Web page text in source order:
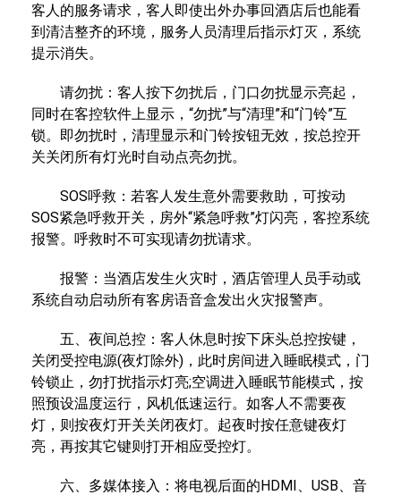
客人的服务请求，客人即使出外办事回酒店后也能看
到清洁整齐的环境，服务人员清理后指示灯灭，系统
提示消失。
请勿扰：客人按下勿扰后，门口勿扰显示亮起，
同时在客控软件上显示，“勿扰”与“清理”和“门铃”互
锁。即勿扰时，清理显示和门铃按钮无效，按总控开
关关闭所有灯光时自动点亮勿扰。
SOS呼救：若客人发生意外需要救助，可按动
SOS紧急呼救开关，房外“紧急呼救”灯闪亮，客控系统
报警。呼救时不可实现请勿扰请求。
报警：当酒店发生火灾时，酒店管理人员手动或
系统自动启动所有客房语音盒发出火灾报警声。
五、夜间总控：客人休息时按下床头总控按键，
关闭受控电源(夜灯除外)，此时房间进入睡眠模式，门
铃锁止，勿打扰指示灯亮;空调进入睡眠节能模式，按
照预设温度运行，风机低速运行。如客人不需要夜
灯，则按夜灯开关关闭夜灯。起夜时按任意键夜灯
亮，再按其它键则打开相应受控灯。
六、多媒体接入：将电视后面的HDMI、USB、音